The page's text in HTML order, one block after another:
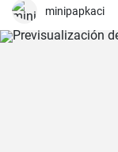
minipapkaci